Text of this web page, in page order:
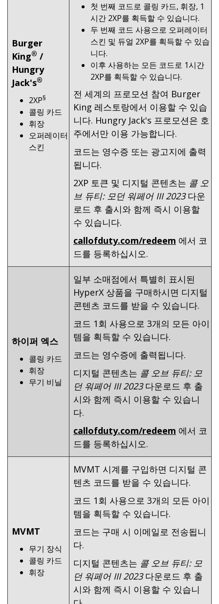
Burger
King® /
Hungry
Jack's®
2XP§
콜링 카드
휘장
오퍼레이터
스킨
첫 번째 코드로 콜링 카드, 휘장, 1
시간 2XP를 획득할 수 있습니다.
두 번째 코드 사용으로 오퍼레이터
스킨 및 듀얼 2XP를 획득할 수 있습
니다.
이후 사용하는 모든 코드로 1시간
2XP를 획득할 수 있습니다.
전 세계의 프로모션 참여 Burger
King 레스토랑에서 이용할 수 있습
니다. Hungry Jack's 프로모션은 호
주에서만 이용 가능합니다.
코드는 영수증 또는 광고지에 출력
됩니다.
2XP 토큰 및 디지털 콘텐츠는 콜 오
브 듀티: 모던 워페어 III 2023다운
로드 후 출시와 함께 즉시 이용할
수 있습니다.
callofduty.com/redeem 에서 코
드를 등록하십시오.
하이퍼 엑스
콜링 카드
휘장
무기 비닐
일부 소매점에서 특별히 표시된
HyperX 상품을 구매하시면 디지털
콘텐츠 코드를 받을 수 있습니다.
코드 1회 사용으로 3개의 모든 아이
템을 획득할 수 있습니다.
코드는 영수증에 출력됩니다.
디지털 콘텐츠는 콜 오브 듀티: 모
던 워페어 III 2023다운로드 후 출
시와 함께 즉시 이용할 수 있습니
다.
callofduty.com/redeem 에서 코
드를 등록하십시오.
MVMT
무기 장식
콜링 카드
휘장
MVMT 시계를 구입하면 디지털 콘
텐츠 코드를 받을 수 있습니다.
코드 1회 사용으로 3개의 모든 아이
템을 획득할 수 있습니다.
코드는 구매 시 이메일로 전송됩니
다.
디지털 콘텐츠는 콜 오브 듀티: 모
던 워페어 III 2023다운로드 후 출
시와 함께 즉시 이용할 수 있습니